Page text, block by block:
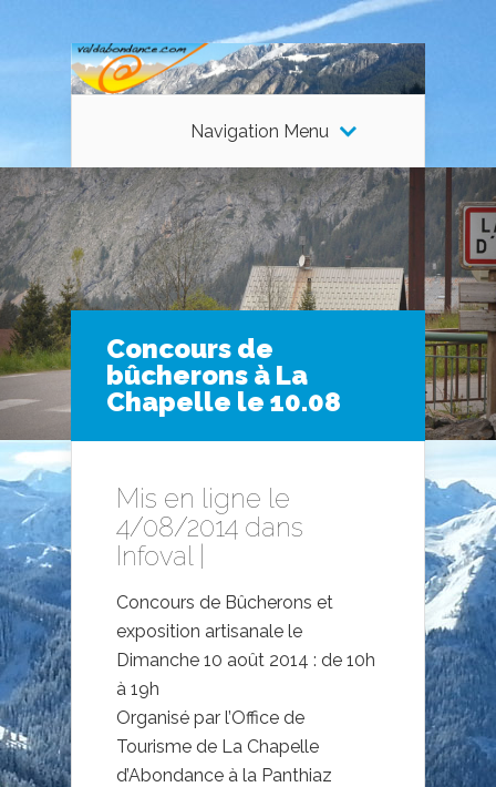
Navigation Menu
Concours de
bûcherons à La
Chapelle le 10.08
Mis en ligne le
4/08/2014 dans
Infoval
Concours de Bûcherons et
exposition artisanale le
Dimanche 10 août 2014 : de 10h
à 19h
Organisé par l’Office de
Tourisme de La Chapelle
d’Abondance à la Panthiaz